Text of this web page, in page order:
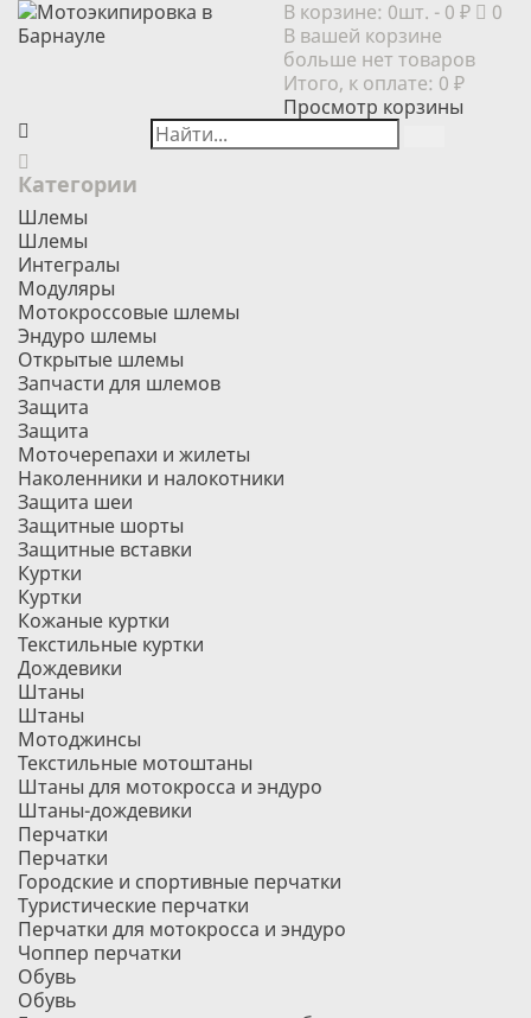
В корзине: 0шт. - 0 ₽
0
В вашей корзине
больше нет товаров
Итого, к оплате: 0 ₽
Просмотр корзины
Категории
Шлемы
Шлемы
Интегралы
Модуляры
Мотокроссовые шлемы
Эндуро шлемы
Открытые шлемы
Запчасти для шлемов
Защита
Защита
Моточерепахи и жилеты
Наколенники и налокотники
Защита шеи
Защитные шорты
Защитные вставки
Куртки
Куртки
Кожаные куртки
Текстильные куртки
Дождевики
Штаны
Штаны
Мотоджинсы
Текстильные мотоштаны
Штаны для мотокросса и эндуро
Штаны-дождевики
Перчатки
Перчатки
Городские и спортивные перчатки
Туристические перчатки
Перчатки для мотокросса и эндуро
Чоппер перчатки
Обувь
Обувь